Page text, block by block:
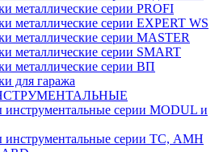
металлические серии PROFI
металлические серии EXPERT WS
металлические серии MASTER
металлические серии SMART
металлические серии ВП
для гаража
серии MODUL и
серии ТС, АМН